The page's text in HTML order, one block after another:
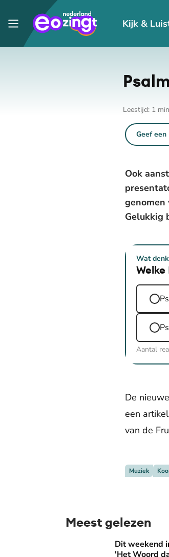
Kijk &
Leestijd: 1 min
Geef een
Ook
genomen
Gelukkig
Wat
Welke
Aantal
De
een
van de
Muziek
Meest gelezen
Dit weekend in Nederland
Dit weekend
'Het Woord